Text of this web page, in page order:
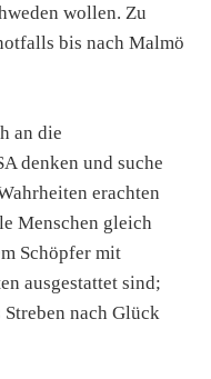
wollen. Zu
bis nach Malmö
an die
denken und suche
erachten
Menschen gleich
Schöpfer mit
ausgestattet sind;
Streben nach Glück